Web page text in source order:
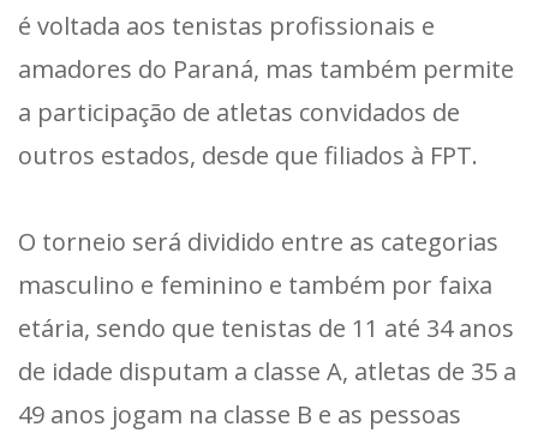
é voltada aos tenistas profissionais e
amadores do Paraná, mas também permite
a participação de atletas convidados de
outros estados, desde que filiados à FPT.
O torneio será dividido entre as categorias
masculino e feminino e também por faixa
etária, sendo que tenistas de 11 até 34 anos
de idade disputam a classe A, atletas de 35 a
49 anos jogam na classe B e as pessoas